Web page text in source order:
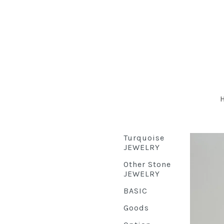
Turquoise
JEWELRY
Other Stone
JEWELRY
BASIC
Goods